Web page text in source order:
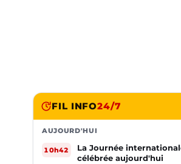
FIL INFO24/7
AUJOURD'HUI
10h42
La Journée
célébrée aujourd'hui